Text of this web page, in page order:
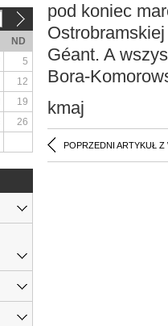
pod koniec
Géant. A
Bora-
kmaj
POPRZEDNI ARTYKUŁ Z
ND
5
12
19
26